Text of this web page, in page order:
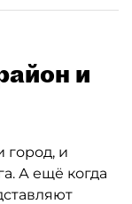
и
город, и
А ещё когда